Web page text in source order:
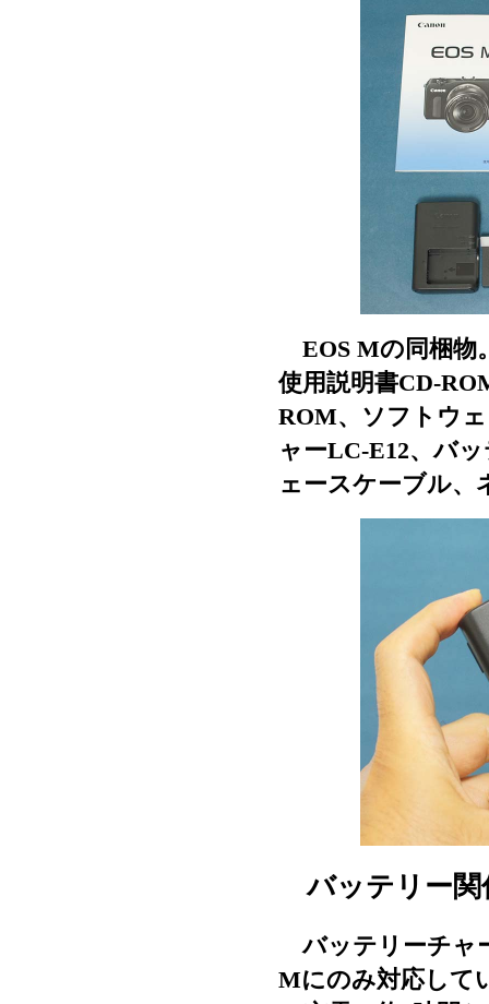
EOS Mの同梱物
使用説明書CD-
ROM、ソフトウ
ャーLC-E12、バ
ェースケーブル、
バッテリー関
バッテリーチャ
Mにのみ対応して